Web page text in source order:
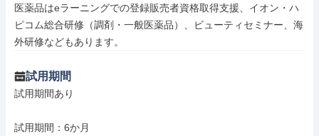
医薬品はeラーニングでの登録販売者資格取得支援、イオン・ハ
ピコム総合研修（調剤・一般医薬品）、ビューティセミナー、海
外研修などもあります。
試用期間
試用期間あり
試用期間：6か月